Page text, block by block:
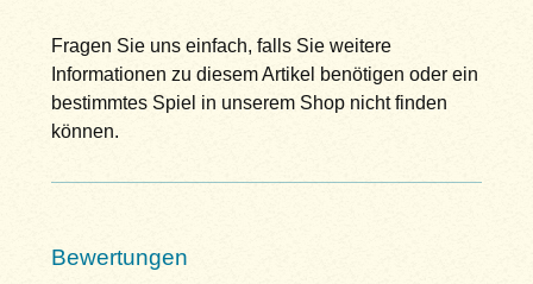
Fragen Sie uns einfach, falls Sie weitere
Informationen zu diesem Artikel benötigen oder ein
bestimmtes Spiel in unserem Shop nicht finden
können.
Bewertungen